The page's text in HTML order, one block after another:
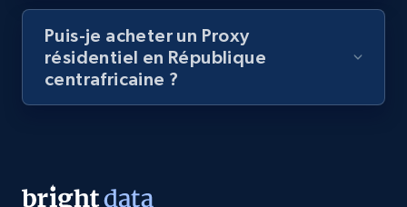
Puis-je acheter un Proxy
résidentiel en République
centrafricaine ?